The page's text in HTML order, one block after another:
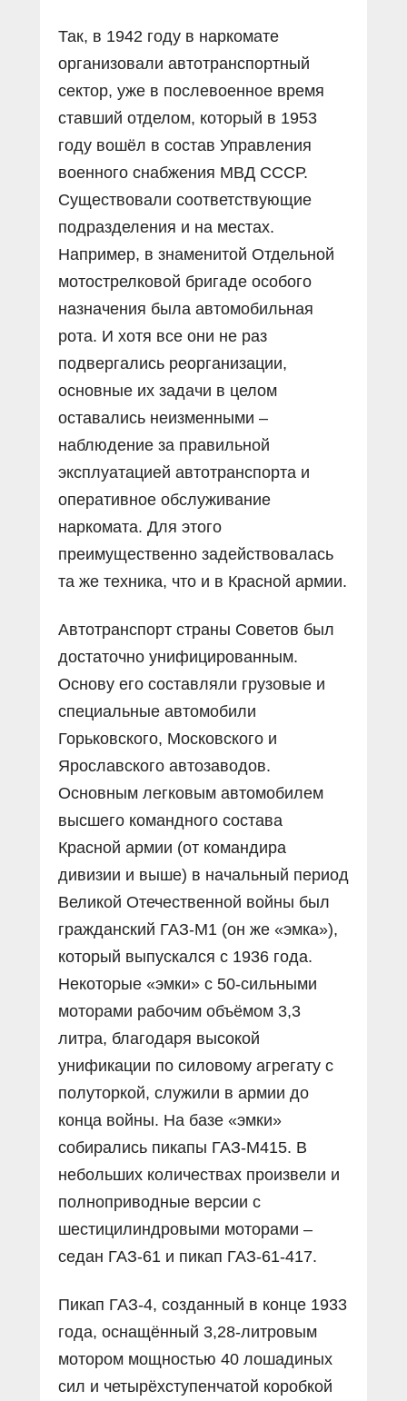
Так, в 1942 году в наркомате
организовали автотранспортный
сектор, уже в послевоенное время
ставший отделом, который в 1953
году вошёл в состав Управления
военного снабжения МВД СССР.
Существовали соответствующие
подразделения и на местах.
Например, в знаменитой Отдельной
мотострелковой бригаде особого
назначения была автомобильная
рота. И хотя все они не раз
подвергались реорганизации,
основные их задачи в целом
оставались неизменными –
наблюдение за правильной
эксплуатацией автотранспорта и
оперативное обслуживание
наркомата. Для этого
преимущественно задействовалась
та же техника, что и в Красной армии.
Автотранспорт страны Советов был
достаточно унифицированным.
Основу его составляли грузовые и
специальные автомобили
Горьковского, Московского и
Ярославского автозаводов.
Основным легковым автомобилем
высшего командного состава
Красной армии (от командира
дивизии и выше) в начальный период
Великой Отечественной войны был
гражданский ГАЗ-М1 (он же «эмка»),
который выпускался с 1936 года.
Некоторые «эмки» с 50-сильными
моторами рабочим объёмом 3,3
литра, благодаря высокой
унификации по силовому агрегату с
полуторкой, служили в армии до
конца войны. На базе «эмки»
собирались пикапы ГАЗ-М415. В
небольших количествах произвели и
полноприводные версии с
шестицилиндровыми моторами –
седан ГАЗ-61 и пикап ГАЗ-61-417.
Пикап ГАЗ-4, созданный в конце 1933
года, оснащённый 3,28-литровым
мотором мощностью 40 лошадиных
сил и четырёхступенчатой коробкой